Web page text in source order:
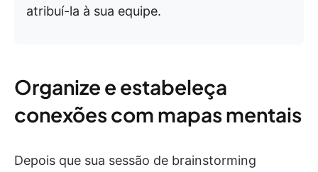
atribuí-la à sua equipe.
Organize e estabeleça
conexões com mapas mentais
Depois que sua sessão de brainstorming